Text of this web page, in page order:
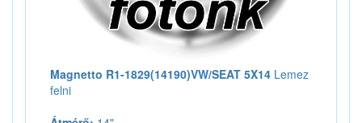
Magnetto R1-1829(14190)VW/SEAT 5X14 Lemez
felni